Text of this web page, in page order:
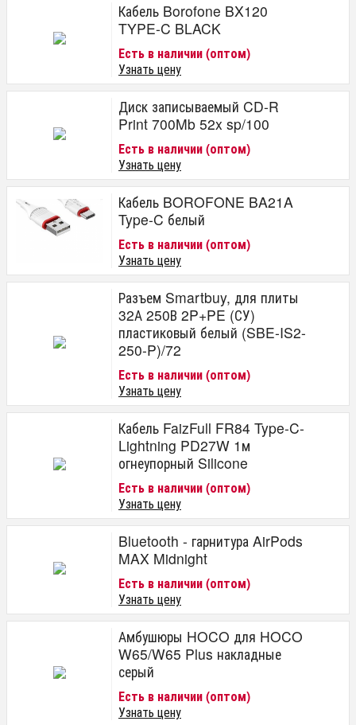
Кабель Borofone BX120
TYPE-C BLACK
Есть в наличии (оптом)
Узнать цену
Диск записываемый CD-R
Print 700Mb 52x sp/100
Есть в наличии (оптом)
Узнать цену
Кабель BOROFONE BA21A
Type-C белый
Есть в наличии (оптом)
Узнать цену
Разъем Smartbuy, для плиты
32А 250В 2P+PE (СУ)
пластиковый белый (SBE-IS2-
250-P)/72
Есть в наличии (оптом)
Узнать цену
Кабель FaizFull FR84 Type-C-
Lightning PD27W 1м
огнеупорный Silicone
Есть в наличии (оптом)
Узнать цену
Bluetooth - гарнитура AirPods
MAX Midnight
Есть в наличии (оптом)
Узнать цену
Амбушюры HOCO для HOCO
W65/W65 Plus накладные
серый
Есть в наличии (оптом)
Узнать цену